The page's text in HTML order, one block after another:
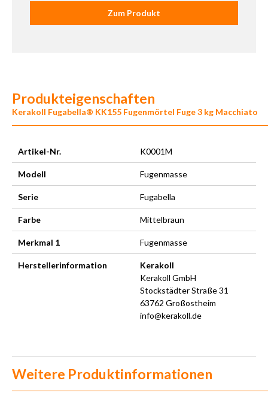
Zum Produkt
Produkteigenschaften
Kerakoll Fugabella® KK155 Fugenmörtel Fuge 3 kg Macchiato
Artikel-Nr. K0001M
Modell Fugenmasse
Serie Fugabella
Farbe Mittelbraun
Merkmal 1 Fugenmasse
Herstellerinformation
Kerakoll
Kerakoll GmbH
Stockstädter Straße 31
63762 Großostheim
info@kerakoll.de
Weitere Produktinformationen